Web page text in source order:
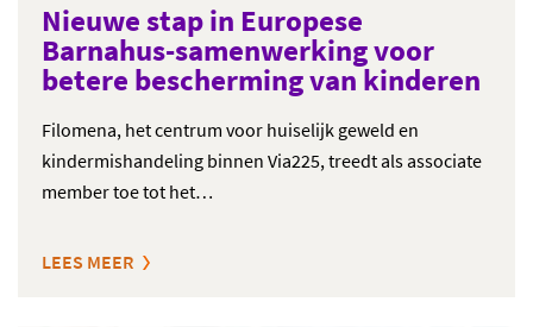
Nieuwe stap in Europese
Barnahus-samenwerking voor
betere bescherming van kinderen
Filomena, het centrum voor huiselijk geweld en
kindermishandeling binnen Via225, treedt als associate
member toe tot het…
LEES MEER